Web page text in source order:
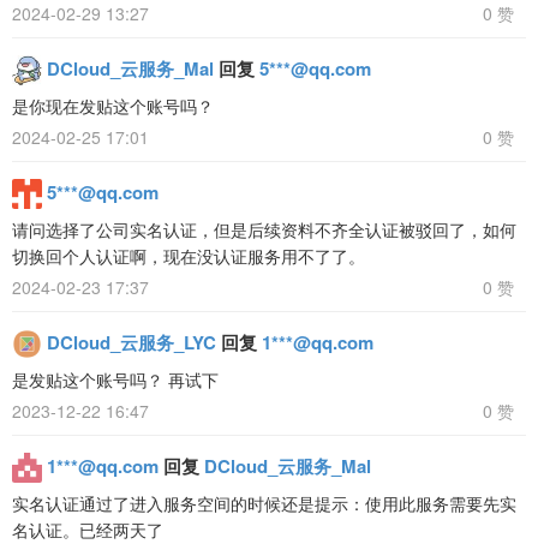
2024-02-29 13:27
0 赞
DCloud_云服务_Mal 回复 5***@qq.com
是你现在发贴这个账号吗？
2024-02-25 17:01
0 赞
5***@qq.com
请问选择了公司实名认证，但是后续资料不齐全认证被驳回了，如何
切换回个人认证啊，现在没认证服务用不了了。
2024-02-23 17:37
0 赞
DCloud_云服务_LYC 回复 1***@qq.com
是发贴这个账号吗？ 再试下
2023-12-22 16:47
0 赞
1***@qq.com 回复 DCloud_云服务_Mal
实名认证通过了进入服务空间的时候还是提示：使用此服务需要先实
名认证。已经两天了